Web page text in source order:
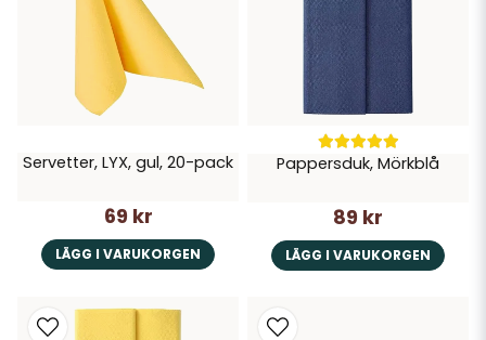
Servetter, LYX, gul, 20-pack
69 kr
LÄGG I VARUKORGEN
Pappersduk, Mörkblå
89 kr
LÄGG I VARUKORGEN